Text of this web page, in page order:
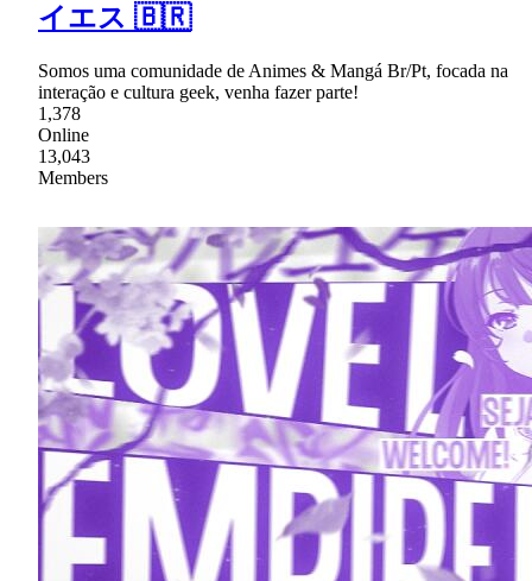
イエス 🇧🇷
Somos uma comunidade de Animes & Mangá Br/Pt, focada na
interação e cultura geek, venha fazer parte!
1,378
Online
13,043
Members